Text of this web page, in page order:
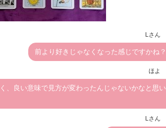
Lさん
前より好きじゃなくなった感じですかね？
ほよ
、良い意味で見方が変わったんじゃないかなと思い
Lさん